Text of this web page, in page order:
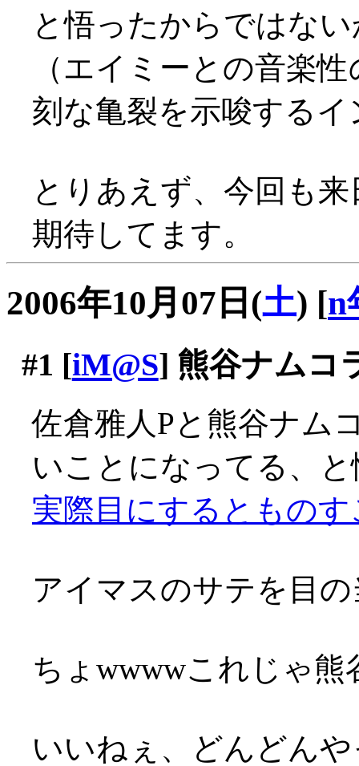
と悟ったからではな
（エイミーとの音楽
刻な亀裂を示唆する
とりあえず、今回も
期待してます。
2006年10月07日(土) [n
#1 [iM@S] 熊谷ナムコ
佐倉雅人Pと熊谷ナム
いことになってる、
実際目にするともの
アイマスのサテを目
ちょwwwwこれじゃ
いいねぇ、どんどん